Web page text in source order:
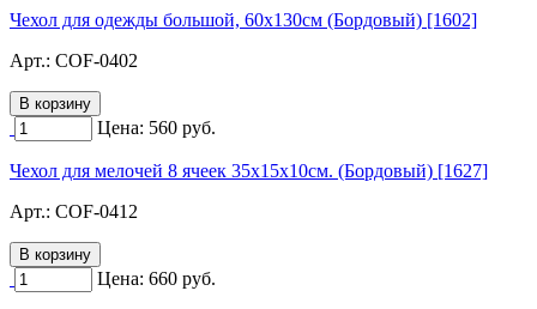
Чехол для одежды большой, 60х130см (Бордовый) [1602]
Арт.: COF-0402
Цена: 560 руб.
Чехол для мелочей 8 ячеек 35х15х10см. (Бордовый) [1627]
Арт.: COF-0412
Цена: 660 руб.